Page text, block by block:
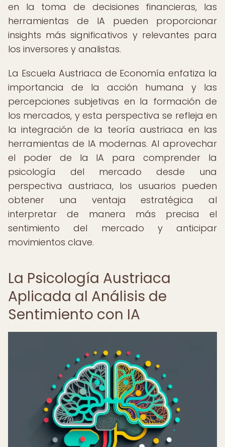
en la toma de decisiones financieras, las
herramientas de IA pueden proporcionar
insights más significativos y relevantes para
los inversores y analistas.
La Escuela Austriaca de Economía enfatiza la
importancia de la acción humana y las
percepciones subjetivas en la formación de
los mercados, y esta perspectiva se refleja en
la integración de la teoría austriaca en las
herramientas de IA modernas. Al aprovechar
el poder de la IA para comprender la
psicología del mercado desde una
perspectiva austriaca, los usuarios pueden
obtener una ventaja estratégica al
interpretar de manera más precisa el
sentimiento del mercado y anticipar
movimientos clave.
La Psicología Austriaca
Aplicada al Análisis de
Sentimiento con IA